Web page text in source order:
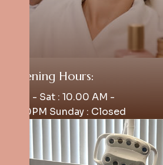
Opening Hours:
Mon - Sat : 10.00 AM -
4.00PM Sunday : Closed